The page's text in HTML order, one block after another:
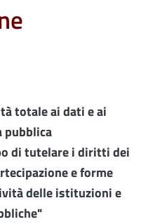
totale ai dati e ai
pubblica
di tutelare i diritti dei
e forme
delle istituzioni e